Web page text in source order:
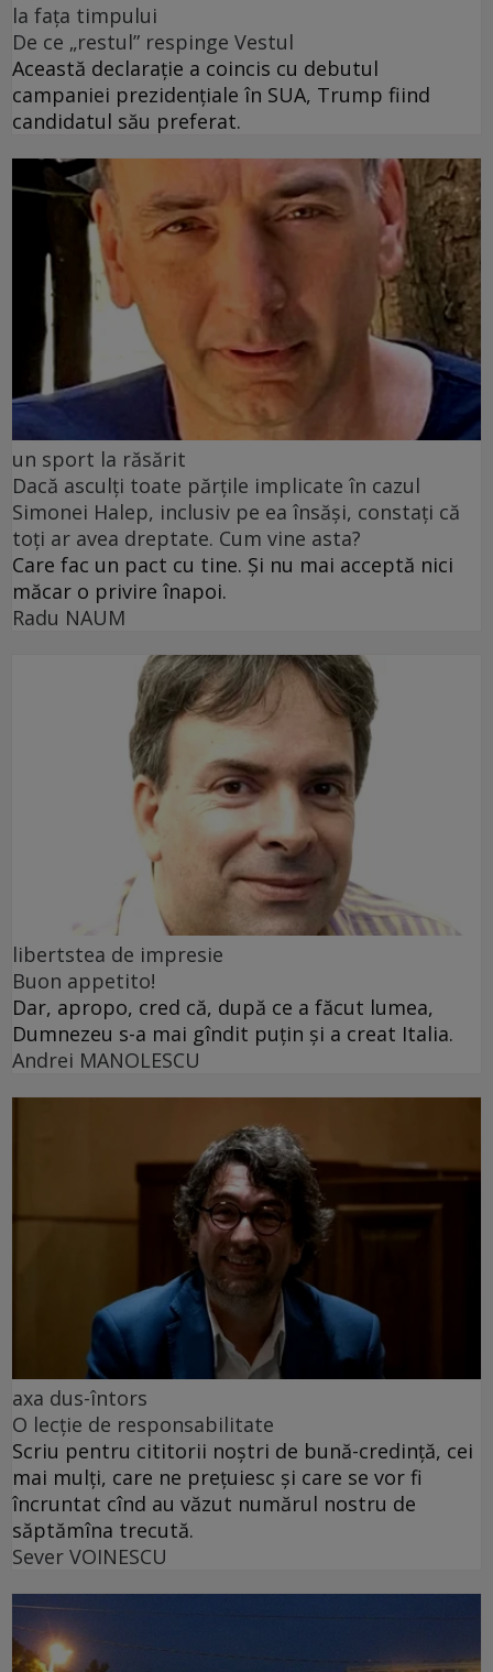
la fața timpului
De ce „restul” respinge Vestul
Această declarație a coincis cu debutul
campaniei prezidențiale în SUA, Trump fiind
candidatul său preferat.
un sport la răsărit
Dacă asculți toate părțile implicate în cazul
Simonei Halep, inclusiv pe ea însăși, constați că
toți ar avea dreptate. Cum vine asta?
Care fac un pact cu tine. Și nu mai acceptă nici
măcar o privire înapoi.
Radu NAUM
libertstea de impresie
Buon appetito!
Dar, apropo, cred că, după ce a făcut lumea,
Dumnezeu s-a mai gîndit puțin și a creat Italia.
Andrei MANOLESCU
axa dus-întors
O lecție de responsabilitate
Scriu pentru cititorii noștri de bună-credință, cei
mai mulți, care ne prețuiesc și care se vor fi
încruntat cînd au văzut numărul nostru de
săptămîna trecută.
Sever VOINESCU